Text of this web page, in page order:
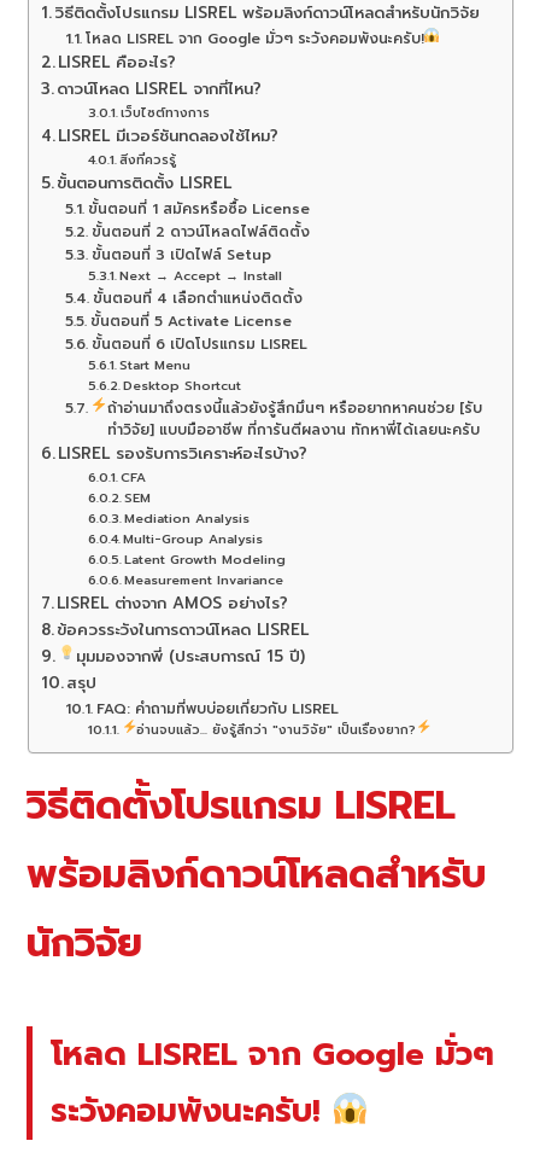
วิธีติดตั้งโปรแกรม LISREL พร้อมลิงก์ดาวน์โหลดสำหรับนักวิจัย
โหลด LISREL จาก Google มั่วๆ ระวังคอมพังนะครับ!
LISREL คืออะไร?
ดาวน์โหลด LISREL จากที่ไหน?
เว็บไซต์ทางการ
LISREL มีเวอร์ชันทดลองใช้ไหม?
สิ่งที่ควรรู้
ขั้นตอนการติดตั้ง LISREL
ขั้นตอนที่ 1 สมัครหรือซื้อ License
ขั้นตอนที่ 2 ดาวน์โหลดไฟล์ติดตั้ง
ขั้นตอนที่ 3 เปิดไฟล์ Setup
Next → Accept → Install
ขั้นตอนที่ 4 เลือกตำแหน่งติดตั้ง
ขั้นตอนที่ 5 Activate License
ขั้นตอนที่ 6 เปิดโปรแกรม LISREL
Start Menu
Desktop Shortcut
ถ้าอ่านมาถึงตรงนี้แล้วยังรู้สึกมึนๆ หรืออยากหาคนช่วย [รับ
ทำวิจัย] แบบมืออาชีพ ที่การันตีผลงาน ทักหาพี่ได้เลยนะครับ
LISREL รองรับการวิเคราะห์อะไรบ้าง?
CFA
SEM
Mediation Analysis
Multi-Group Analysis
Latent Growth Modeling
Measurement Invariance
LISREL ต่างจาก AMOS อย่างไร?
ข้อควรระวังในการดาวน์โหลด LISREL
มุมมองจากพี่ (ประสบการณ์ 15 ปี)
สรุป
FAQ: คำถามที่พบบ่อยเกี่ยวกับ LISREL
อ่านจบแล้ว... ยังรู้สึกว่า "งานวิจัย" เป็นเรื่องยาก?
วิธีติดตั้งโปรแกรม LISREL
พร้อมลิงก์ดาวน์โหลดสำหรับ
นักวิจัย
โหลด LISREL จาก Google มั่วๆ
ระวังคอมพังนะครับ!